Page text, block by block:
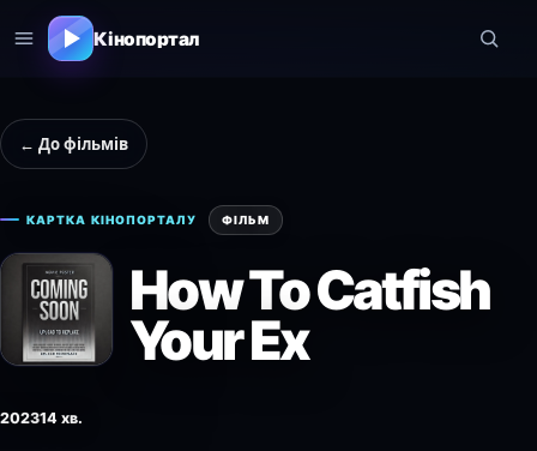
Кінопортал
← До фільмів
КАРТКА КІНОПОРТАЛУ ФІЛЬМ
How To Catfish
Your Ex
202314 хв.